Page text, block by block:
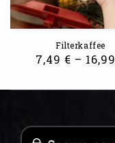
Filterkaffee
7,49 € – 16,99